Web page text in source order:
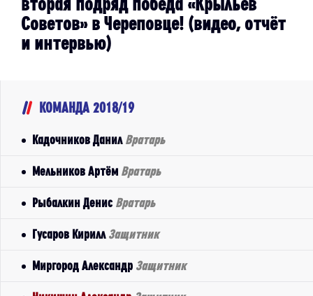
Советов» в Череповце! (видео, отчёт
и интервью)
КОМАНДА 2018/19
Кадочников Данил Вратарь
Мельников Артём Вратарь
Рыбалкин Денис Вратарь
Гусаров Кирилл Защитник
Миргород Александр Защитник